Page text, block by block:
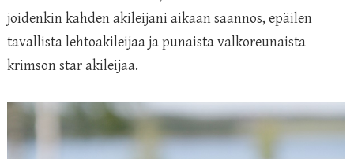
joidenkin kahden akileijani aikaan saannos, epäilen
tavallista lehtoakileijaa ja punaista valkoreunaista
krimson star akileijaa.